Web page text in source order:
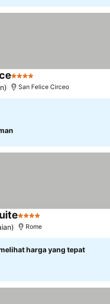
4 Bintang
San Felice Circeo
4 Bintang
Rome
harga yang tepat